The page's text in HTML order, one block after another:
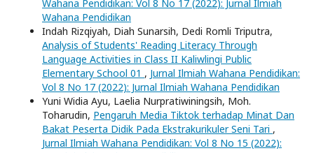
Wahana Pendidikan: Vol 8 No 17 (2022): Jurnal Ilmiah
Wahana Pendidikan
Indah Rizqiyah, Diah Sunarsih, Dedi Romli Triputra,
Analysis of Students' Reading Literacy Through
Language Activities in Class II Kaliwlingi Public
Elementary School 01 , Jurnal Ilmiah Wahana Pendidikan:
Vol 8 No 17 (2022): Jurnal Ilmiah Wahana Pendidikan
Yuni Widia Ayu, Laelia Nurpratiwiningsih, Moh.
Toharudin, Pengaruh Media Tiktok terhadap Minat Dan
Bakat Peserta Didik Pada Ekstrakurikuler Seni Tari ,
Jurnal Ilmiah Wahana Pendidikan: Vol 8 No 15 (2022):